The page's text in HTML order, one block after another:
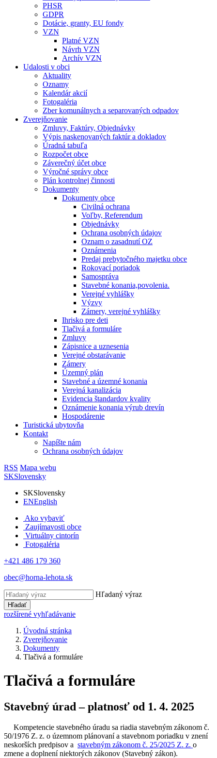
PHSR
GDPR
Dotácie, granty, EU fondy
VZN
Platné VZN
Návrh VZN
Archív VZN
Udalosti v obci
Aktuality
Oznamy
Kalendár akcií
Fotogaléria
Zber komunálnych a separovaných odpadov
Zverejňovanie
Zmluvy, Faktúry, Objednávky
Výpis naskenovaných faktúr a dokladov
Úradná tabuľa
Rozpočet obce
Záverečný účet obce
Výročné správy obce
Plán kontrolnej činnosti
Dokumenty
Dokumenty obce
Civilná ochrana
Voľby, Referendum
Objednávky
Ochrana osobných údajov
Oznam o zasadnutí OZ
Oznámenia
Predaj prebytočného majetku obce
Rokovací poriadok
Samospráva
Stavebné konania,povolenia.
Verejné vyhlášky
Výzvy
Zámery, verejné vyhlášky
Ihrisko pre deti
Tlačivá a formuláre
Zmluvy
Zápisnice a uznesenia
Verejné obstarávanie
Zámery
Územný plán
Stavebné a územné konania
Verejná kanalizácia
Evidencia štandardov kvality
Oznámenie konania výrub drevín
Hospodárenie
Turistická ubytovňa
Kontakt
Napíšte nám
Ochrana osobných údajov
RSS Mapa webu
SKSlovensky
SKSlovensky
ENEnglish
Ako vybaviť
Zaujímavosti obce
Virtuálny cintorín
Fotogaléria
+421 486 179 360
obec@horna-lehota.sk
Hľadaný výraz
Hľadať
rozšírené vyhľadávanie
Úvodná stránka
Zverejňovanie
Dokumenty
Tlačivá a formuláre
Tlačivá a formuláre
Stavebný úrad – platnosť od 1. 4. 2025
Kompetencie stavebného úradu sa riadia stavebným zákonom č.
50/1976 Z. z. o územnom plánovaní a stavebnom poriadku v znení
neskorších predpisov a stavebným zákonom č. 25/2025 Z. z. o
zmene a doplnení niektorých zákonov (Stavebný zákon).